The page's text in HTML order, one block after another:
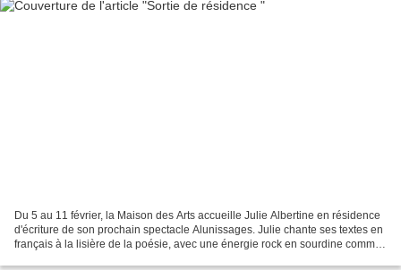
Du 5 au 11 février, la Maison des Arts accueille Julie Albertine en résidence
d'écriture de son prochain spectacle Alunissages. Julie chante ses textes en
français à la lisière de la poésie, avec une énergie rock en sourdine comme